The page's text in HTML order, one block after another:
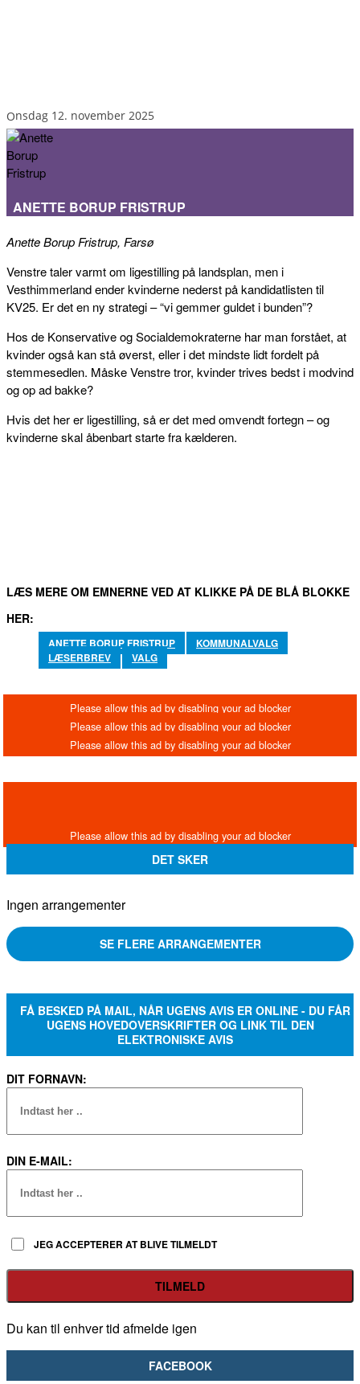
onsdag 12. november 2025
ANETTE BORUP FRISTRUP
Anette Borup Fristrup, Farsø
Venstre taler varmt om ligestilling på landsplan, men i
Vesthimmerland ender kvinderne nederst på kandidatlisten til
KV25. Er det en ny strategi – “vi gemmer guldet i bunden”?
Hos de Konservative og Socialdemokraterne har man forstået, at
kvinder også kan stå øverst, eller i det mindste lidt fordelt på
stemmesedlen. Måske Venstre tror, kvinder trives bedst i modvind
og op ad bakke?
Hvis det her er ligestilling, så er det med omvendt fortegn – og
kvinderne skal åbenbart starte fra kælderen.
LÆS MERE OM EMNERNE VED AT KLIKKE PÅ DE BLÅ BLOKKE
HER:
ANETTE BORUP FRISTRUP
KOMMUNALVALG
LÆSERBREV
VALG
DET SKER
Ingen arrangementer
SE FLERE ARRANGEMENTER
FÅ BESKED PÅ MAIL, NÅR UGENS AVIS ER ONLINE - DU FÅR
UGENS HOVEDOVERSKRIFTER OG LINK TIL DEN
ELEKTRONISKE AVIS
DIT FORNAVN:
DIN E-MAIL:
JEG ACCEPTERER AT BLIVE TILMELDT
Du kan til enhver tid afmelde igen
FACEBOOK